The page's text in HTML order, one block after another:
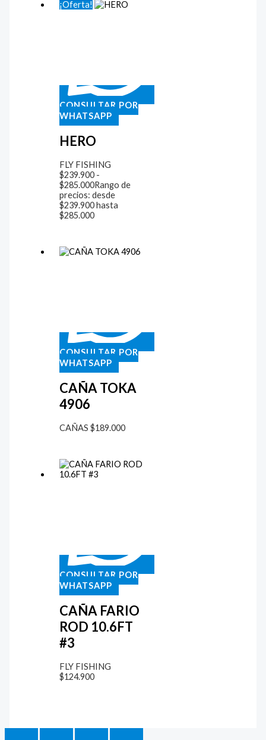
¡Oferta!
CONSULTAR POR
WHATSAPP
HERO
FLY FISHING
$239.900 -
$285.000Rango de
precios: desde
$239.900 hasta
$285.000
CONSULTAR POR
WHATSAPP
CAÑA TOKA
4906
CAÑAS $189.000
CONSULTAR POR
WHATSAPP
CAÑA FARIO
ROD 10.6FT
#3
FLY FISHING
$124.900